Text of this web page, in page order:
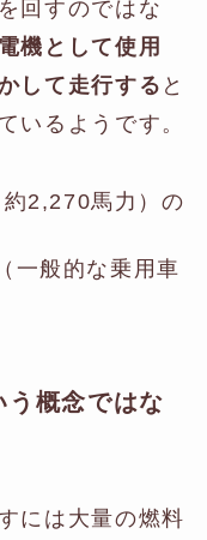
回すのではな
機として使用
して走行する と
いるようです。
2,270馬力）の
（一般的な乗用車
概念ではな
には大量の燃料